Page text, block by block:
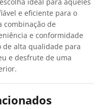
e eficiente para o
combinação de
e conformidade
de alta qualidade para
e desfrute de uma